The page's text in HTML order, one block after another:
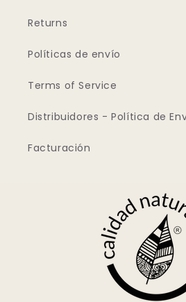
Returns
Políticas de envío
Terms of Service
Distribuidores - Política de
Facturación